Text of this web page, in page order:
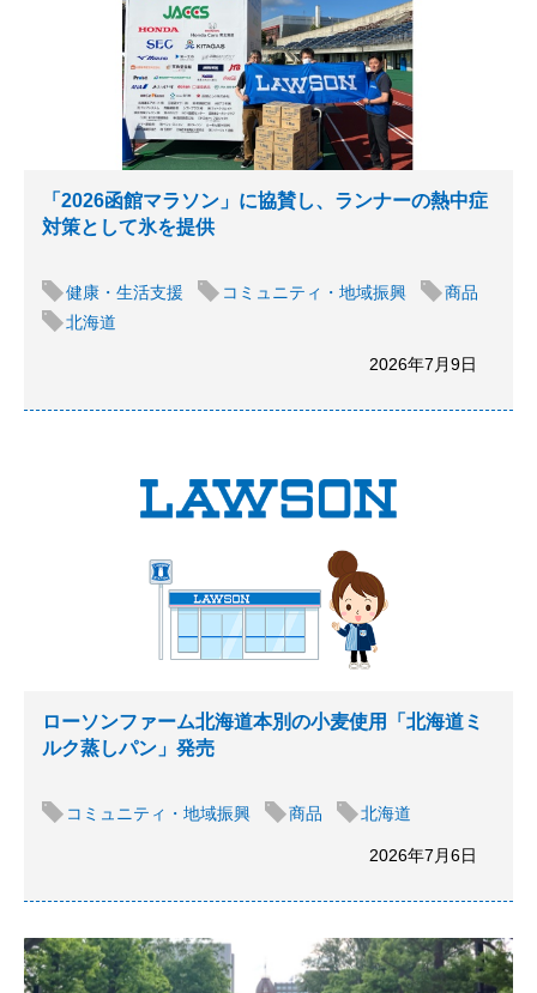
「2026函館マラソン」に協賛し、ランナーの熱中症
対策として氷を提供
健康・生活支援 コミュニティ・地域振興
商品
北海道
2026年7月9日
ローソンファーム北海道本別の小麦使用「北海道ミ
ルク蒸しパン」発売
コミュニティ・地域振興 商品 北海道
2026年7月6日